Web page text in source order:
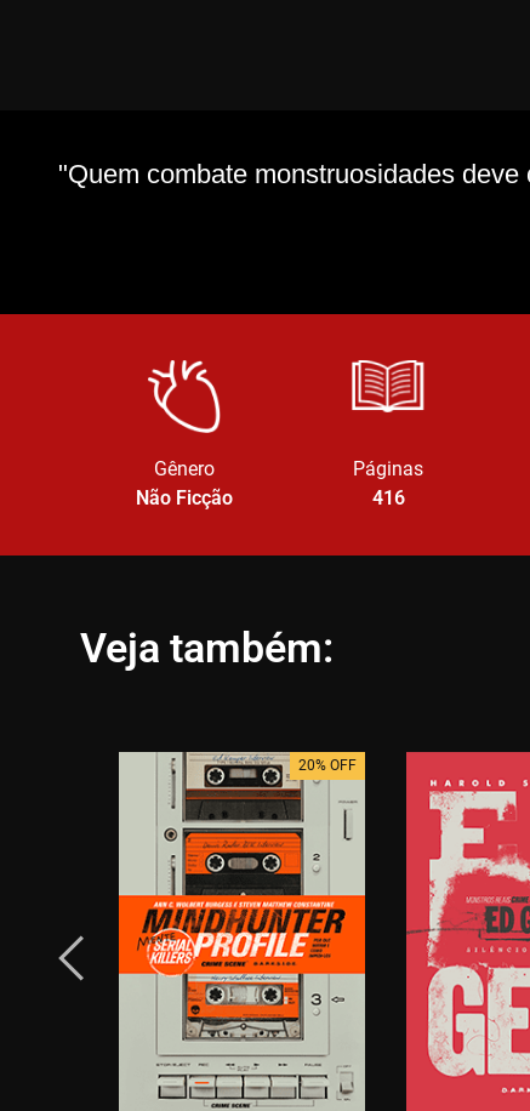
"Quem combate monstruosidades
Gênero
Não Ficção
Páginas
416
Veja também:
20% OFF